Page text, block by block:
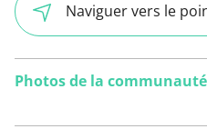
Naviguer vers le
Photos de la communauté